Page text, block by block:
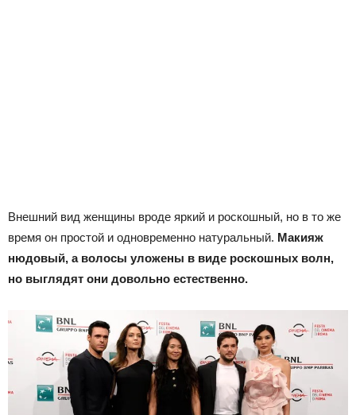
Внешний вид женщины вроде яркий и роскошный, но в то же
время он простой и одновременно натуральный. Макияж
нюдовый, а волосы уложены в виде роскошных волн,
но выглядят они довольно естественно.